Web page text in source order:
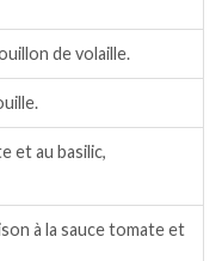
de volaille.
et au basilic,
à la sauce tomate et